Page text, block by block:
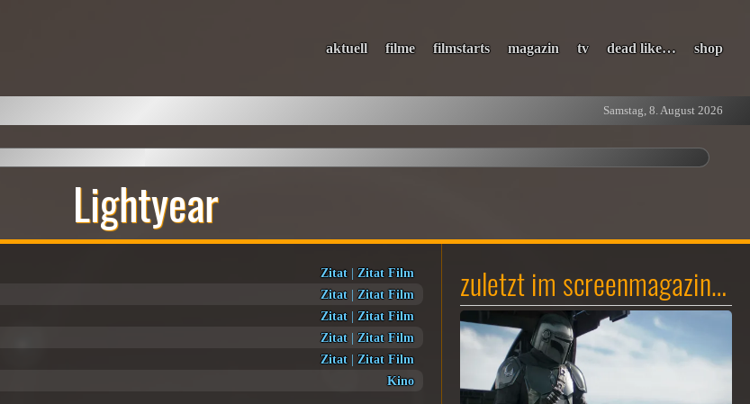
aktuell filme filmstarts magazin tv dead like… shop
Samstag, 8. August 2026
Lightyear
Zitat| Zitat Film
Zitat| Zitat Film
Zitat| Zitat Film
Zitat| Zitat Film
Zitat| Zitat Film
Kino
zuletzt im screenmagazin…